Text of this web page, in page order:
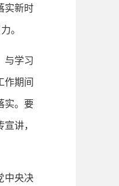
实新时
。
与学习
作期间
实。要
讲，
中央决